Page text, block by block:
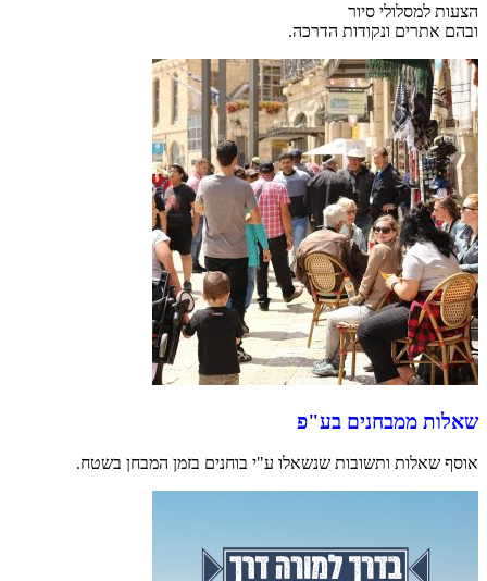
הצעות למסלולי סיור
ובהם אתרים ונקודות הדרכה.
שאלות ממבחנים בע"פ
אוסף שאלות ותשובות שנשאלו ע"י בוחנים בזמן המבחן בשטח.